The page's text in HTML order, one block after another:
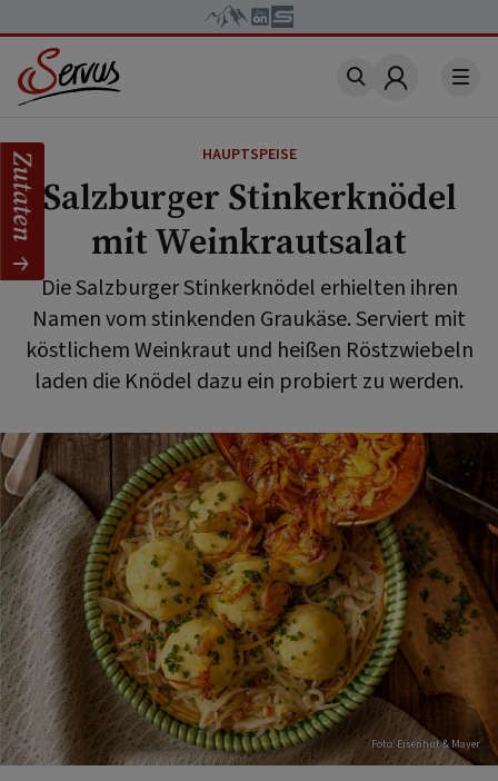
Account
HAUPTSPEISE
Salzburger Stinkerknödel
mit Weinkrautsalat
Die Salzburger Stinkerknödel erhielten ihren
Namen vom stinkenden Graukäse. Serviert mit
köstlichem Weinkraut und heißen Röstzwiebeln
laden die Knödel dazu ein probiert zu werden.
Foto: Eisenhut & Mayer
Zutaten